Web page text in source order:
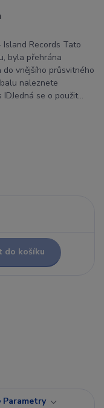
Records Tato
byla přehrána
do vnějšího průsvitného
naleznete
se o použit...
do košíku
Parametry